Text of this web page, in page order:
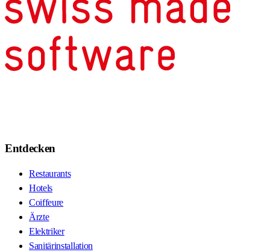
Entdecken
Restaurants
Hotels
Coiffeure
Ärzte
Elektriker
Sanitärinstallation